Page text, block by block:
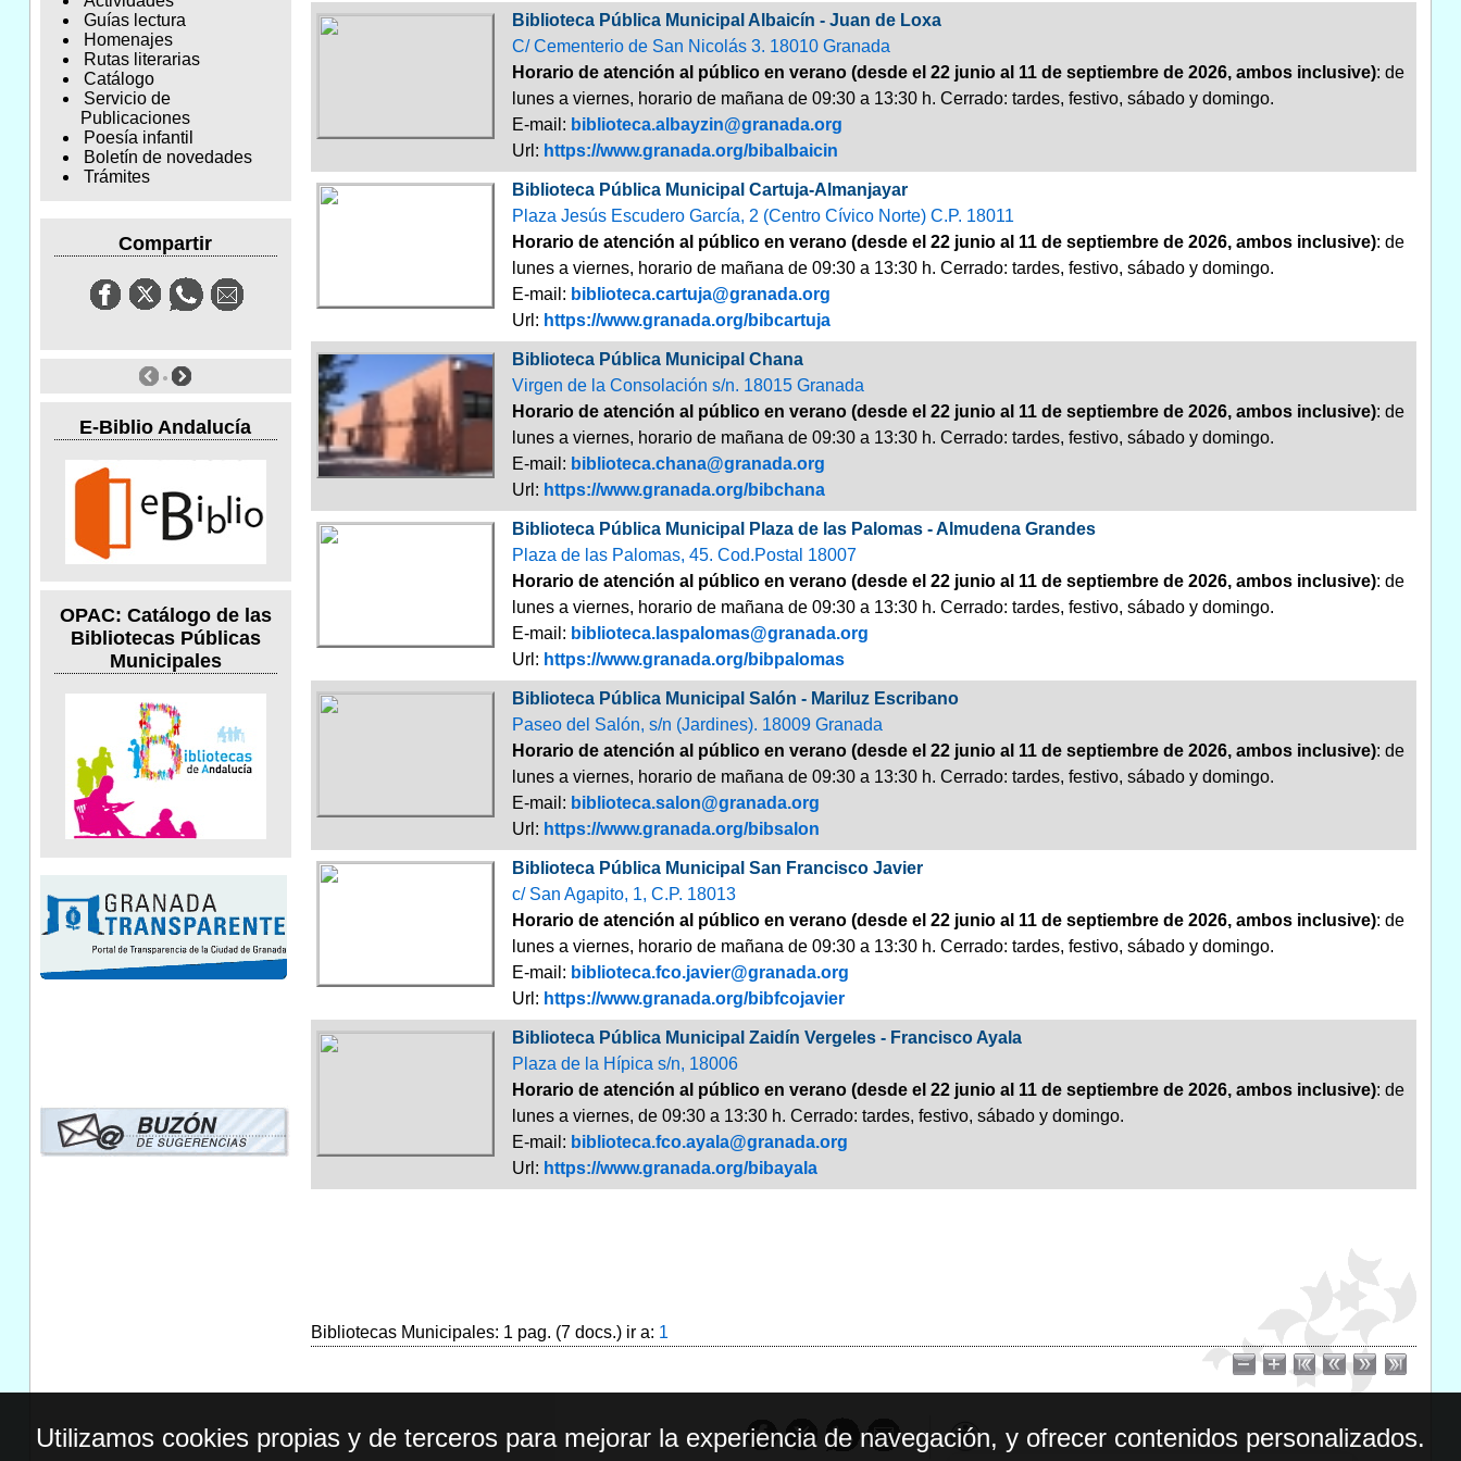
Guías lectura
Homenajes
Rutas literarias
Catálogo
Servicio de
Publicaciones
Poesía infantil
Boletín de novedades
Trámites
Compartir
E-Biblio Andalucía
OPAC: Catálogo de las
Bibliotecas Públicas
Municipales
Biblioteca Pública Municipal Albaicín - Juan de Loxa
C/ Cementerio de San Nicolás 3. 18010 Granada
Horario de atención al público en verano (desde el 22 junio al 11 de septiembre de 2026, ambos inclusive): de
lunes a viernes, horario de mañana de 09:30 a 13:30 h. Cerrado: tardes, festivo, sábado y domingo.
E-mail: biblioteca.albayzin@granada.org
Url: https://www.granada.org/bibalbaicin
Biblioteca Pública Municipal Cartuja-Almanjayar
Plaza Jesús Escudero García, 2 (Centro Cívico Norte) C.P. 18011
Horario de atención al público en verano (desde el 22 junio al 11 de septiembre de 2026, ambos inclusive): de
lunes a viernes, horario de mañana de 09:30 a 13:30 h. Cerrado: tardes, festivo, sábado y domingo.
E-mail: biblioteca.cartuja@granada.org
Url: https://www.granada.org/bibcartuja
Biblioteca Pública Municipal Chana
Virgen de la Consolación s/n. 18015 Granada
Horario de atención al público en verano (desde el 22 junio al 11 de septiembre de 2026, ambos inclusive): de
lunes a viernes, horario de mañana de 09:30 a 13:30 h. Cerrado: tardes, festivo, sábado y domingo.
E-mail: biblioteca.chana@granada.org
Url: https://www.granada.org/bibchana
Biblioteca Pública Municipal Plaza de las Palomas - Almudena Grandes
Plaza de las Palomas, 45. Cod.Postal 18007
Horario de atención al público en verano (desde el 22 junio al 11 de septiembre de 2026, ambos inclusive): de
lunes a viernes, horario de mañana de 09:30 a 13:30 h. Cerrado: tardes, festivo, sábado y domingo.
E-mail: biblioteca.laspalomas@granada.org
Url: https://www.granada.org/bibpalomas
Biblioteca Pública Municipal Salón - Mariluz Escribano
Paseo del Salón, s/n (Jardines). 18009 Granada
Horario de atención al público en verano (desde el 22 junio al 11 de septiembre de 2026, ambos inclusive): de
lunes a viernes, horario de mañana de 09:30 a 13:30 h. Cerrado: tardes, festivo, sábado y domingo.
E-mail: biblioteca.salon@granada.org
Url: https://www.granada.org/bibsalon
Biblioteca Pública Municipal San Francisco Javier
c/ San Agapito, 1, C.P. 18013
Horario de atención al público en verano (desde el 22 junio al 11 de septiembre de 2026, ambos inclusive): de
lunes a viernes, horario de mañana de 09:30 a 13:30 h. Cerrado: tardes, festivo, sábado y domingo.
E-mail: biblioteca.fco.javier@granada.org
Url: https://www.granada.org/bibfcojavier
Biblioteca Pública Municipal Zaidín Vergeles - Francisco Ayala
Plaza de la Hípica s/n, 18006
Horario de atención al público en verano (desde el 22 junio al 11 de septiembre de 2026, ambos inclusive): de
lunes a viernes, de 09:30 a 13:30 h. Cerrado: tardes, festivo, sábado y domingo.
E-mail: biblioteca.fco.ayala@granada.org
Url: https://www.granada.org/bibayala
Bibliotecas Municipales: 1 pag. (7 docs.) ir a: 1
Utilizamos cookies propias y de terceros para mejorar la experiencia de navegación, y ofrecer contenidos personalizados.